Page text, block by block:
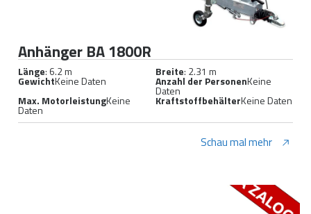
Anhänger BA 1800R
Länge: 6.2 m Breite: 2.31 m
GewichtKeine Daten Anzahl der PersonenKeine
Daten
Max. MotorleistungKeine
Daten
KraftstoffbehälterKeine Daten
Schau mal mehr